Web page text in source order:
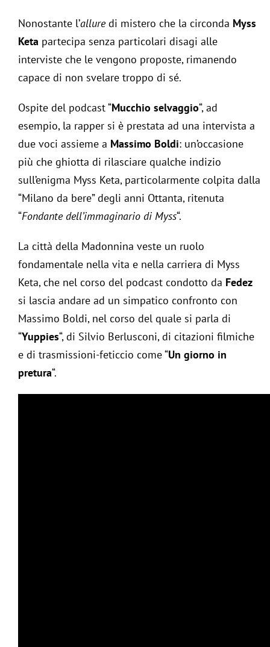
Nonostante l’alluredi mistero che la circonda Myss
Keta partecipa senza particolari disagi alle
interviste che le vengono proposte, rimanendo
capace di non svelare troppo di sé.
Ospite del podcast “Mucchio selvaggio“, ad
esempio, la rapper si è prestata ad una intervista a
due voci assieme a Massimo Boldi: un’occasione
più che ghiotta di rilasciare qualche indizio
sull’enigma Myss Keta, particolarmente colpita dalla
“Milano da bere” degli anni Ottanta, ritenuta
“Fondante dell’immaginario di Myss“.
La città della Madonnina veste un ruolo
fondamentale nella vita e nella carriera di Myss
Keta, che nel corso del podcast condotto da Fedez
si lascia andare ad un simpatico confronto con
Massimo Boldi, nel corso del quale si parla di
“Yuppies“, di Silvio Berlusconi, di citazioni filmiche
e di trasmissioni-feticcio come “Un giorno in
pretura“.